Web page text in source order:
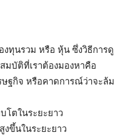
งทุนรวม หรือ หุ้น ซึ่งวิธีการดู
บัติที่เราต้องมองหาคือ
ษฐกิจ หรือคาดการณ์ว่าจะล้ม
โตในระยะยาว
ขึ้นในระยะยาว